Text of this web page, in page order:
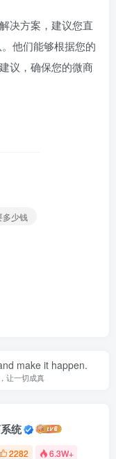
决方案，建议您直
他们能够根据您的
议，确保您的微商
多少钱
make it happen.
让一切成真
统
2282 6.3W+